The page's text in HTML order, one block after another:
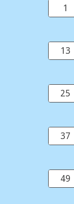
1
13
25
37
49